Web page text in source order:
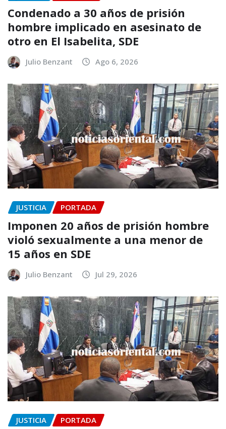
Condenado a 30 años de prisión
hombre implicado en asesinato de
otro en El Isabelita, SDE
Julio Benzant Ago 6, 2026
JUSTICIA PORTADA
Imponen 20 años de prisión hombre
violó sexualmente a una menor de
15 años en SDE
Julio Benzant Jul 29, 2026
JUSTICIA PORTADA